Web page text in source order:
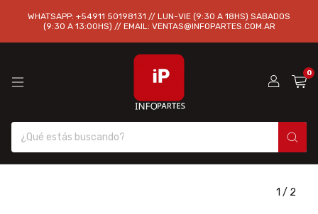
WHATSAPP: +54911 50198131 // LUN-VIE (9:30 A 18HS) SABADOS
(9:30 A 13:00HS) // EMAIL: VENTAS@INFOPARTES.COM.AR
0
1 / 2